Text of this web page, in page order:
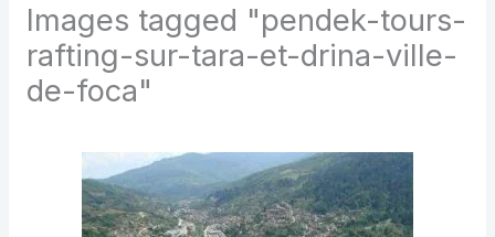
Images tagged "pendek-tours-
rafting-sur-tara-et-drina-ville-
de-foca"